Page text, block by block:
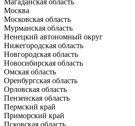
Москва
Московская область
Мурманская область
Ненецкий автономный округ
Нижегородская область
Новгородская область
Новосибирская область
Омская область
Оренбургская область
Орловская область
Пензенская область
Пермский край
Приморский край
Псковская область